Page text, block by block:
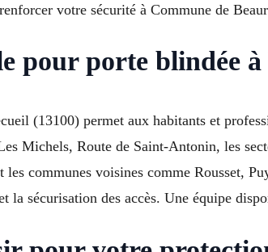
votre sécurité à Commune de
pour porte blindée
(13100) permet aux habitants et
Michels, Route de Saint-Antonin, les
communes voisines comme Rousset,
la sécurisation des accès. Une équipe